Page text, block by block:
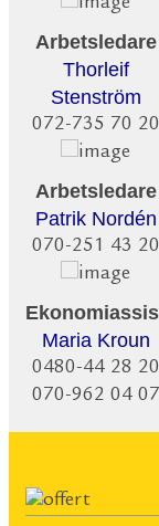
Arbetsledare
Thorleif
Stenström
072-735 70 20
Arbetsledare
Patrik Nordén
070-251 43 20
Maria Kroun
0480-44 28 20
070-962 04 07